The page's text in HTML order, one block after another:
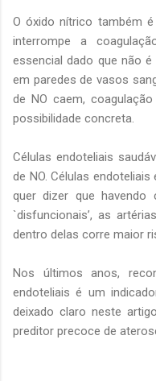
O óxido nítrico também
interrompe a
essencial dado que não
em paredes de vasos
de NO caem,
possibilidade concreta.
Células endoteliais
de NO. Células
quer dizer que havendo
`disfuncionais’, as
dentro delas corre maior
Nos últimos anos,
endoteliais é um
deixado claro neste
preditor precoce de